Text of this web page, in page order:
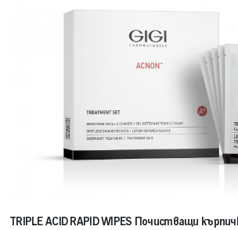
TRIPLE ACID RAPID WIPES Почистващи